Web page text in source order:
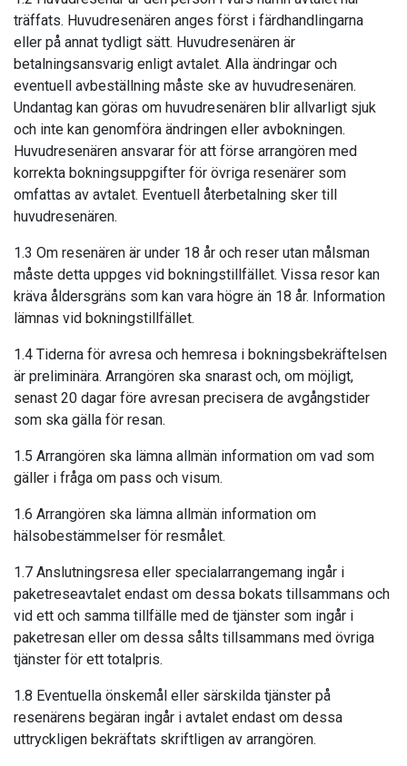
träffats. Huvudresenären anges först i färdhandlingarna
eller på annat tydligt sätt. Huvudresenären är
betalningsansvarig enligt avtalet. Alla ändringar och
eventuell avbeställning måste ske av huvudresenären.
Undantag kan göras om huvudresenären blir allvarligt sjuk
och inte kan genomföra ändringen eller avbokningen.
Huvudresenären ansvarar för att förse arrangören med
korrekta bokningsuppgifter för övriga resenärer som
omfattas av avtalet. Eventuell återbetalning sker till
huvudresenären.
1.3 Om resenären är under 18 år och reser utan målsman
måste detta uppges vid bokningstillfället. Vissa resor kan
kräva åldersgräns som kan vara högre än 18 år. Information
lämnas vid bokningstillfället.
1.4 Tiderna för avresa och hemresa i bokningsbekräftelsen
är preliminära. Arrangören ska snarast och, om möjligt,
senast 20 dagar före avresan precisera de avgångstider
som ska gälla för resan.
1.5 Arrangören ska lämna allmän information om vad som
gäller i fråga om pass och visum.
1.6 Arrangören ska lämna allmän information om
hälsobestämmelser för resmålet.
1.7 Anslutningsresa eller specialarrangemang ingår i
paketreseavtalet endast om dessa bokats tillsammans och
vid ett och samma tillfälle med de tjänster som ingår i
paketresan eller om dessa sålts tillsammans med övriga
tjänster för ett totalpris.
1.8 Eventuella önskemål eller särskilda tjänster på
resenärens begäran ingår i avtalet endast om dessa
uttryckligen bekräftats skriftligen av arrangören.